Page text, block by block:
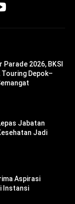
2026, BKSI
Depok–
Jabatan
Jadi
Aspirasi
Instansi